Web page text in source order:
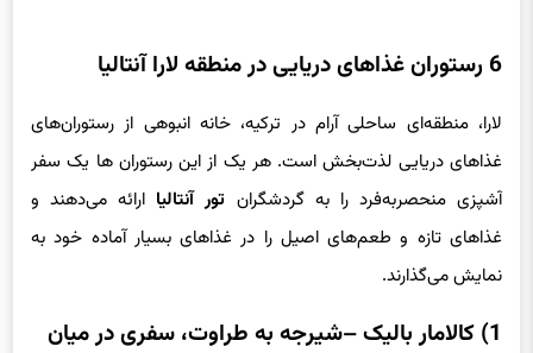
6 رستوران غذاهای دریایی در منطقه لارا آنتالیا
لارا، منطقه‌ای ساحلی آرام در ترکیه، خانه انبوهی از رستوران‌های
غذاهای دریایی لذت‌بخش است. هر یک از این رستوران ها یک سفر
آشپزی منحصربه‌فرد را به گردشگران تور آنتالیا ارائه می‌دهند و
غذاهای تازه و طعم‌های اصیل را در غذاهای بسیار آماده خود به
نمایش می‌گذارند.
1) کالامار بالیک –شیرجه به طراوت، سفری در میان